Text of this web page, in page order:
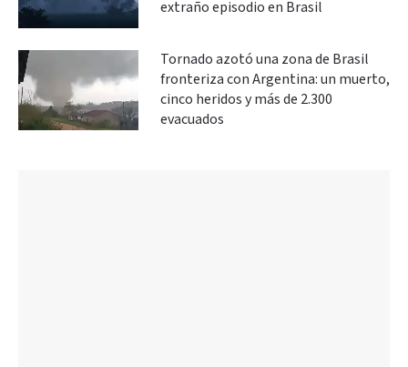
extraño episodio en Brasil
Tornado azotó una zona de Brasil
fronteriza con Argentina: un muerto,
cinco heridos y más de 2.300
evacuados